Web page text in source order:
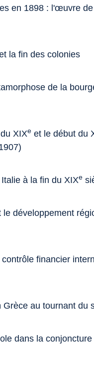
en 1898 : l'œuvre de
la fin des colonies
de la
XIXe et le début du
à la fin du XIXe
développement
financier
au tournant du
dans la conjoncture